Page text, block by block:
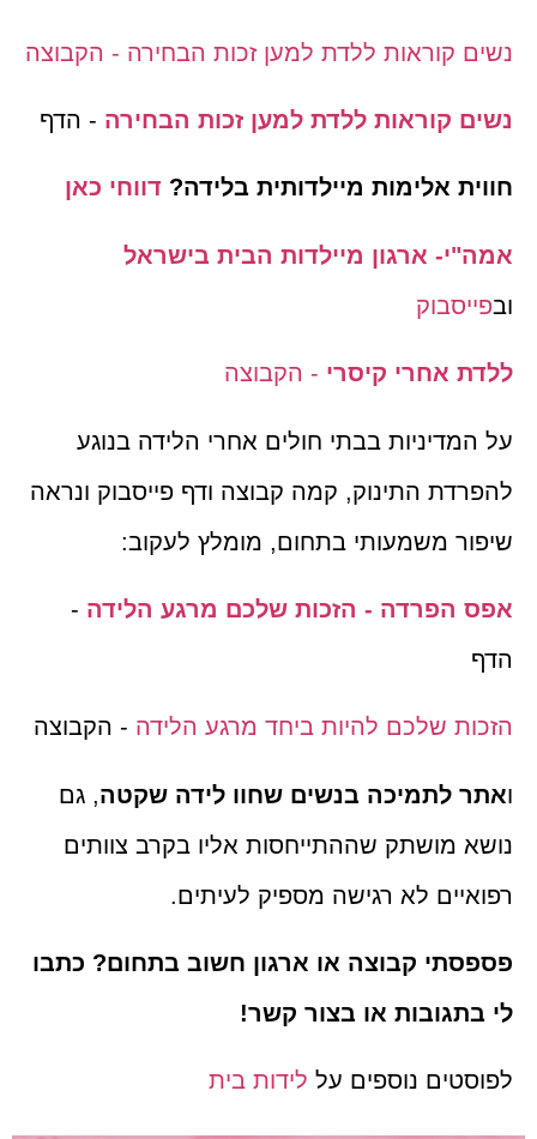
נשים קוראות ללדת למען זכות הבחירה - הקבוצה
נשים קוראות ללדת למען זכות הבחירה - הדף
חווית אלימות מיילדותית בלידה? דווחי כאן
אמה"י- ארגון מיילדות הבית בישראל
ובפייסבוק
ללדת אחרי קיסרי - הקבוצה
על המדיניות בבתי חולים אחרי הלידה בנוגע
להפרדת התינוק, קמה קבוצה ודף פייסבוק ונראה
שיפור משמעותי בתחום, מומלץ לעקוב:
אפס הפרדה - הזכות שלכם מרגע הלידה -
הדף
הזכות שלכם להיות ביחד מרגע הלידה - הקבוצה
ואתר לתמיכה בנשים שחוו לידה שקטה, גם
נושא מושתק שההתייחסות אליו בקרב צוותים
רפואיים לא רגישה מספיק לעיתים.
פספסתי קבוצה או ארגון חשוב בתחום? כתבו
לי בתגובות או בצור קשר!
לפוסטים נוספים על לידות בית